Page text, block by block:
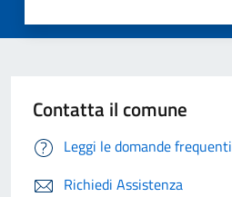
Contatta il comune
Leggi le domande frequenti
Richiedi Assistenza